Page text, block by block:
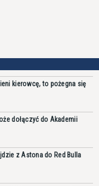
kierowcę, to pożegna się
dołączyć do Akademii
z Astona do Red Bulla